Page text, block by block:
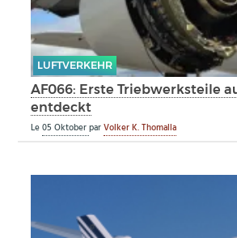
LUFTVERKEHR
AF066: Erste Triebwerksteile
entdeckt
Le05 OktoberparVolker K. Thomalla